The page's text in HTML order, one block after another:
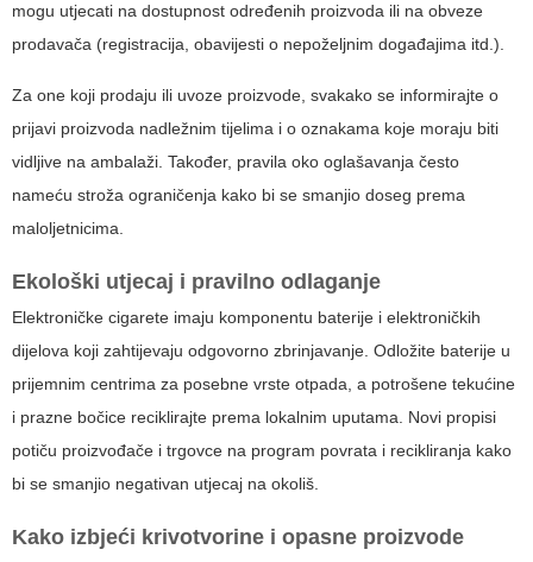
mogu utjecati na dostupnost određenih proizvoda ili na obveze
prodavača (registracija, obavijesti o nepoželjnim događajima itd.).
Za one koji prodaju ili uvoze proizvode, svakako se informirajte o
prijavi proizvoda nadležnim tijelima i o oznakama koje moraju biti
vidljive na ambalaži. Također, pravila oko oglašavanja često
nameću stroža ograničenja kako bi se smanjio doseg prema
maloljetnicima.
Ekološki utjecaj i pravilno odlaganje
Elektroničke cigarete imaju komponentu baterije i elektroničkih
dijelova koji zahtijevaju odgovorno zbrinjavanje. Odložite baterije u
prijemnim centrima za posebne vrste otpada, a potrošene tekućine
i prazne bočice reciklirajte prema lokalnim uputama. Novi propisi
potiču proizvođače i trgovce na program povrata i recikliranja kako
bi se smanjio negativan utjecaj na okoliš.
Kako izbjeći krivotvorine i opasne proizvode